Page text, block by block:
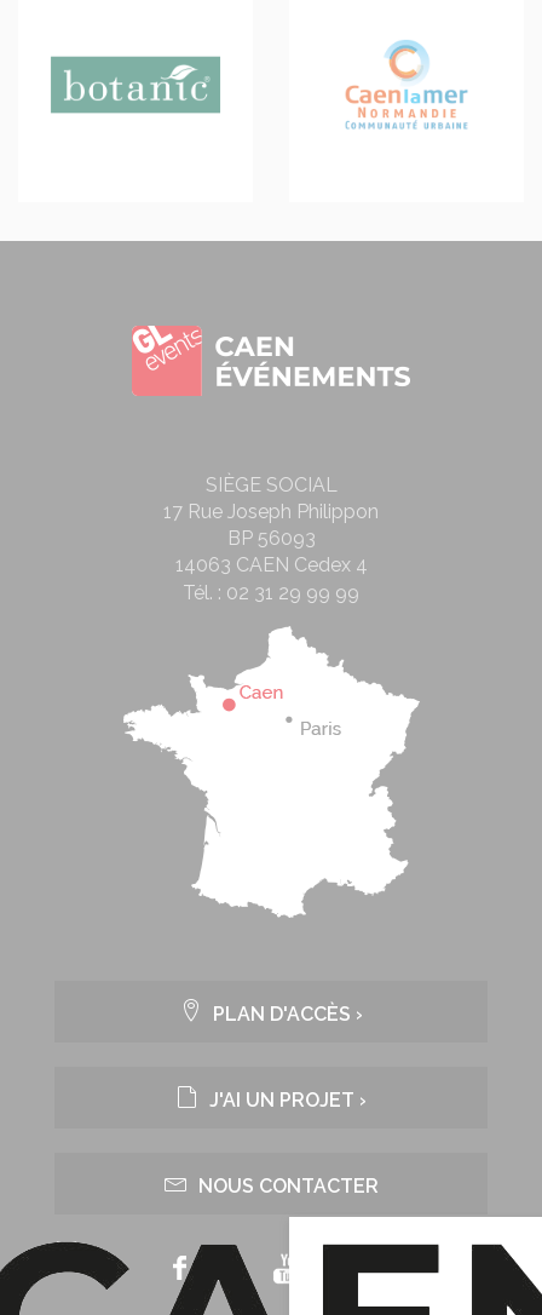
SIÈGE SOCIAL
17 Rue Joseph Philippon
BP 56093
14063 CAEN Cedex 4
Tél. : 02 31 29 99 99
PLAN D'ACCÈS ›
J'AI UN PROJET ›
NOUS CONTACTER